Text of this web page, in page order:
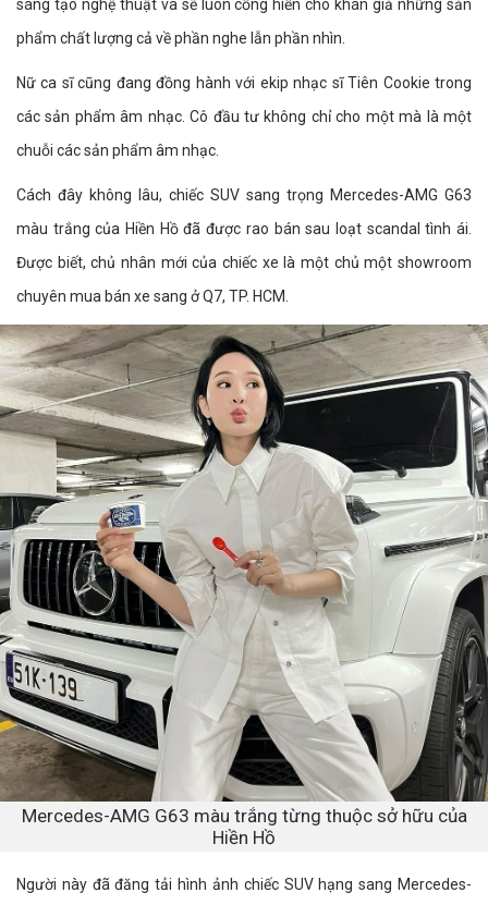
sáng tạo nghệ thuật và sẽ luôn cống hiến cho khán giả những sản
phẩm chất lượng cả về phần nghe lẫn phần nhìn.
Nữ ca sĩ cũng đang đồng hành với ekip nhạc sĩ Tiên Cookie trong
các sản phẩm âm nhạc. Cô đầu tư không chỉ cho một mà là một
chuỗi các sản phẩm âm nhạc.
Cách đây không lâu, chiếc SUV sang trọng Mercedes-AMG G63
màu trắng của Hiền Hồ đã được rao bán sau loạt scandal tình ái.
Được biết, chủ nhân mới của chiếc xe là một chủ một showroom
chuyên mua bán xe sang ở Q7, TP. HCM.
Mercedes-AMG G63 màu trắng từng thuộc sở hữu của
Hiền Hồ
Người này đã đăng tải hình ảnh chiếc SUV hạng sang Mercedes-